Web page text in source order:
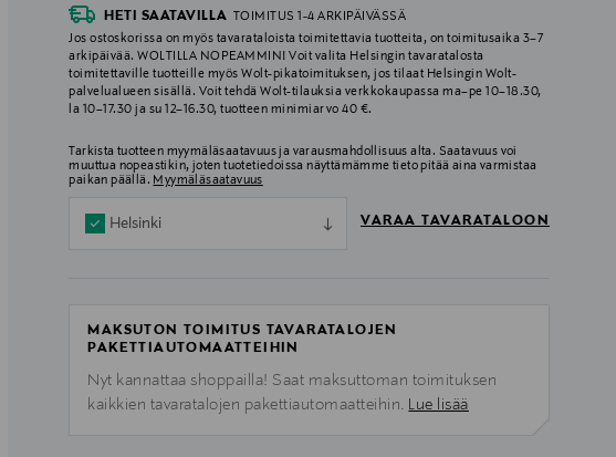
HETI SAATAVILLA
TOIMITUS 1-4 ARKIPÄIVÄSSÄ
Jos ostoskorissa on myös tavarataloista toimitettavia tuotteita, on toimitusaika 3–7
arkipäivää. WOLTILLA NOPEAMMIN! Voit valita Helsingin tavaratalosta
toimitettaville tuotteille myös Wolt-pikatoimituksen, jos tilaat Helsingin Wolt-
palvelualueen sisällä. Voit tehdä Wolt-tilauksia verkkokaupassa ma–pe 10–18.30,
la 10–17.30 ja su 12–16.30, tuotteen minimiarvo 40 €.
Tarkista tuotteen myymäläsaatavuus ja varausmahdollisuus alta. Saatavuus voi
muuttua nopeastikin, joten tuotetiedoissa näyttämämme tieto pitää aina varmistaa
paikan päällä. Myymäläsaatavuus
Helsinki VARAA TAVARATALOON
MAKSUTON TOIMITUS TAVARATALOJEN
PAKETTIAUTOMAATTEIHIN
Nyt kannattaa shoppailla! Saat maksuttoman toimituksen
kaikkien tavaratalojen pakettiautomaatteihin. Lue lisää